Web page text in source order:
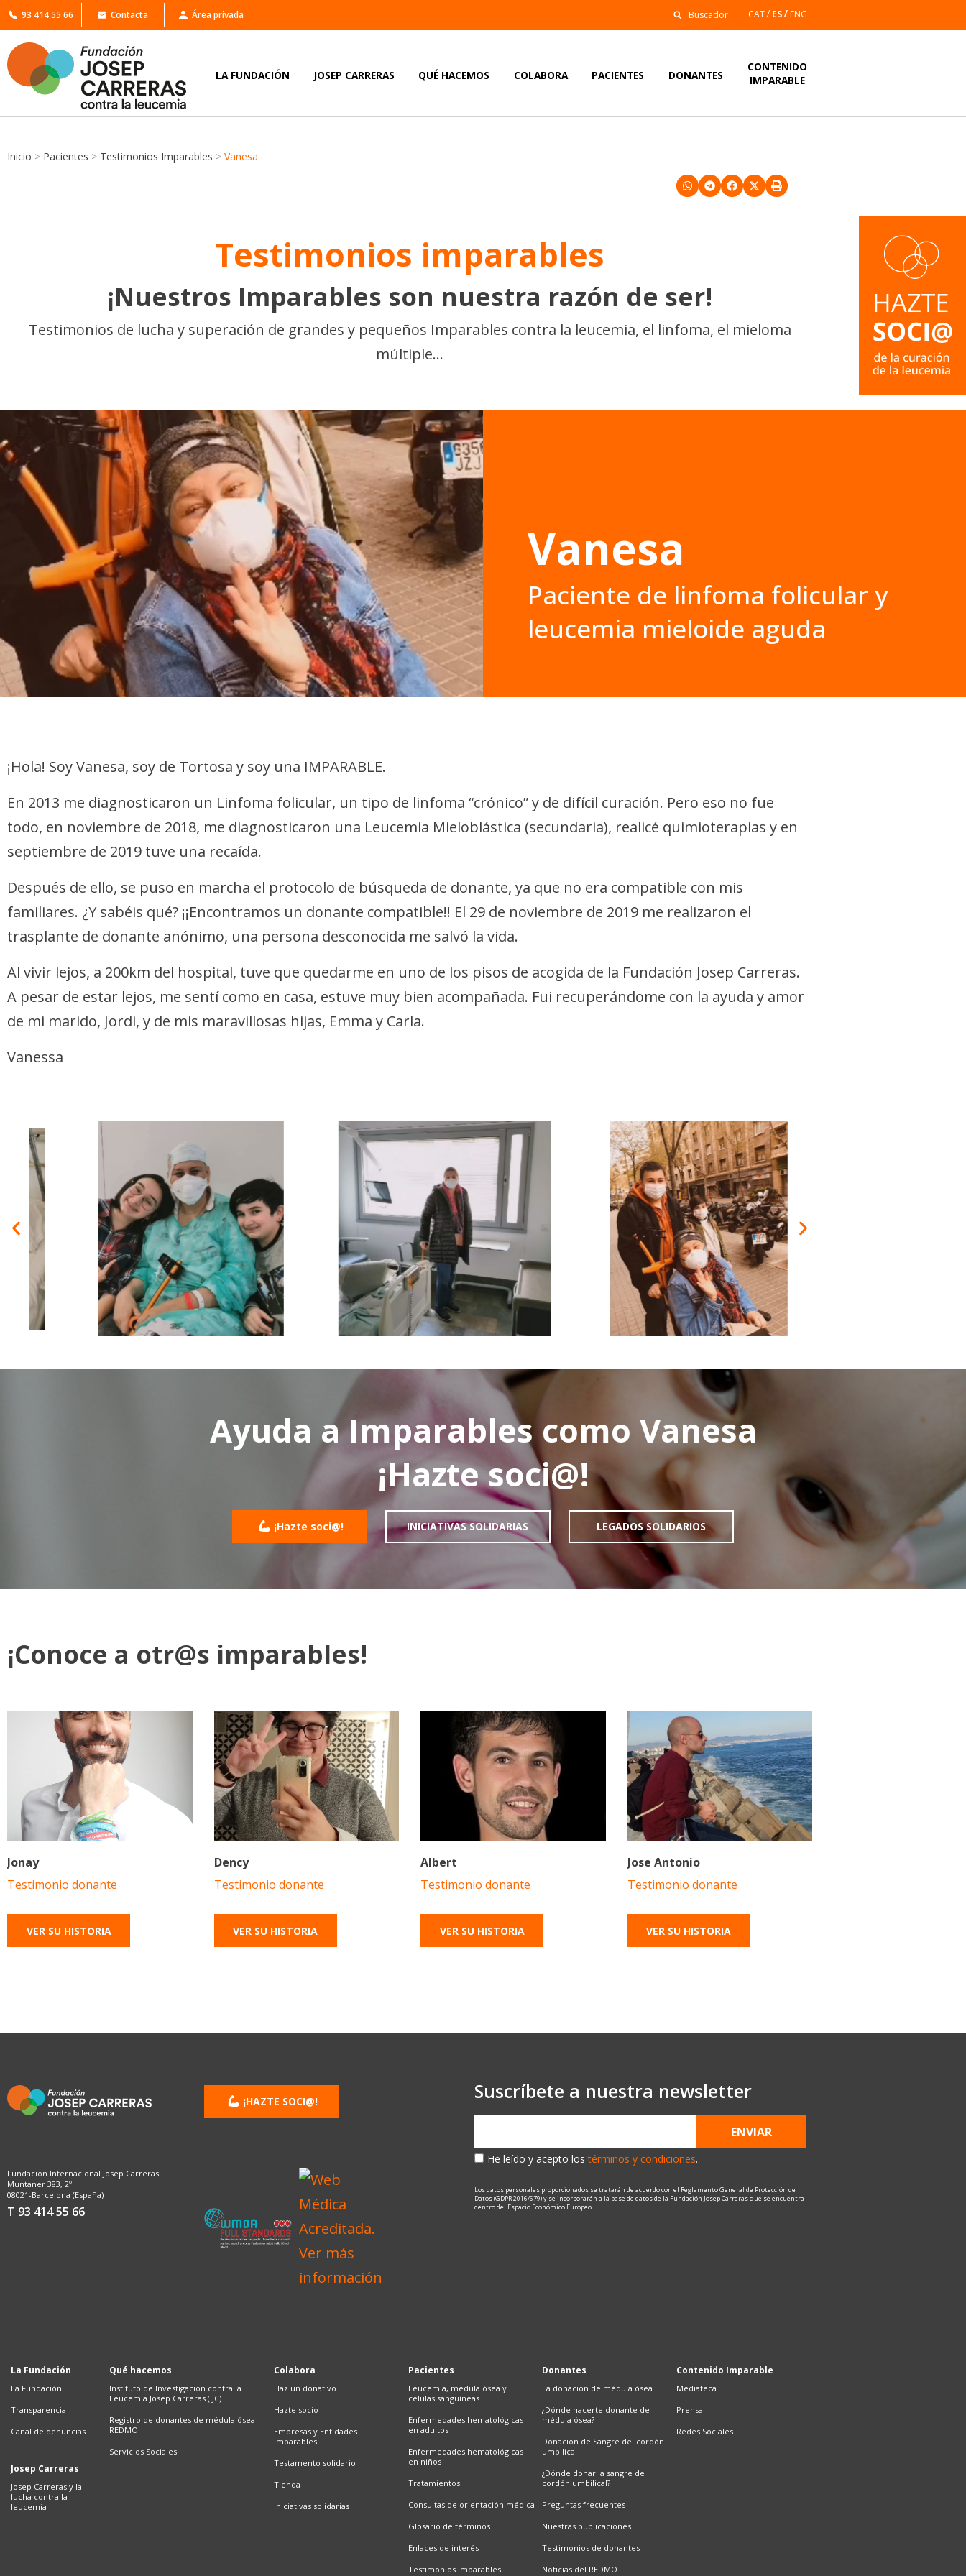
93 414 55 66 Contacta Área privada CAT ES ENG
LA FUNDACIÓN JOSEP CARRERAS QUÉ HACEMOS COLABORA PACIENTES DONANTES
CONTENIDO
IMPARABLE
Inicio > Pacientes > Testimonios Imparables > Vanesa
Testimonios imparables
¡Nuestros Imparables son nuestra razón de ser!
Testimonios de lucha y superación de grandes y pequeños Imparables contra la leucemia, el linfoma, el mieloma
múltiple…
Vanesa
Paciente de linfoma folicular y
leucemia mieloide aguda
¡Hola! Soy Vanesa, soy de Tortosa y soy una IMPARABLE.
En 2013 me diagnosticaron un Linfoma folicular, un tipo de linfoma “crónico” y de difícil curación. Pero eso no fue
todo, en noviembre de 2018, me diagnosticaron una Leucemia Mieloblástica (secundaria), realicé quimioterapias y en
septiembre de 2019 tuve una recaída.
Después de ello, se puso en marcha el protocolo de búsqueda de donante, ya que no era compatible con mis
familiares. ¿Y sabéis qué? ¡¡Encontramos un donante compatible!! El 29 de noviembre de 2019 me realizaron el
trasplante de donante anónimo, una persona desconocida me salvó la vida.
Al vivir lejos, a 200km del hospital, tuve que quedarme en uno de los pisos de acogida de la Fundación Josep Carreras.
A pesar de estar lejos, me sentí como en casa, estuve muy bien acompañada. Fui recuperándome con la ayuda y amor
de mi marido, Jordi, y de mis maravillosas hijas, Emma y Carla.
Vanessa
Ayuda a Imparables como Vanesa
¡Hazte soci@!
¡Hazte soci@! INICIATIVAS SOLIDARIAS LEGADOS SOLIDARIOS
¡Conoce a otr@s imparables!
Jonay
Testimonio donante
VER SU HISTORIA
Dency
Testimonio donante
VER SU HISTORIA
Albert
Testimonio donante
VER SU HISTORIA
Jose Antonio
Testimonio donante
VER SU HISTORIA
Fundación Internacional Josep Carreras
Muntaner 383, 2º
08021-Barcelona (España)
T 93 414 55 66
¡HAZTE SOCI@! Suscríbete a nuestra newsletter
He leído y acepto lostérminos y condiciones.
ENVIAR
Los datos personales proporcionados se tratarán de acuerdo con el Reglamento General de Protección de
Datos (GDPR 2016/679) y se incorporarán a la base de datos de la Fundación Josep Carreras que se encuentra
dentro del Espacio Económico Europeo.
La Fundación
La Fundación
Transparencia
Canal de denuncias
Josep Carreras
Josep Carreras y la
lucha contra la
leucemia
Qué hacemos
Instituto de Investigación contra la
Leucemia Josep Carreras (IJC)
Registro de donantes de médula ósea
REDMO
Servicios Sociales
Colabora
Haz un donativo
Hazte socio
Empresas y Entidades
Imparables
Testamento solidario
Tienda
Iniciativas solidarias
Pacientes
Leucemia, médula ósea y
células sanguíneas
Enfermedades hematológicas
en adultos
Enfermedades hematológicas
en niños
Tratamientos
Consultas de orientación médica
Glosario de términos
Enlaces de interés
Testimonios imparables
Donantes
La donación de médula ósea
¿Dónde hacerte donante de
médula ósea?
Donación de Sangre del cordón
umbilical
¿Dónde donar la sangre de
cordón umbilical?
Preguntas frecuentes
Nuestras publicaciones
Testimonios de donantes
Noticias del REDMO
Contenido Imparable
Mediateca
Prensa
Redes Sociales